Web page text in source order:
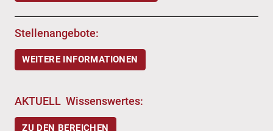
Stellenangebote:
WEITERE INFORMATIONEN
AKTUELL Wissenswertes:
ZU DEN BEREICHEN